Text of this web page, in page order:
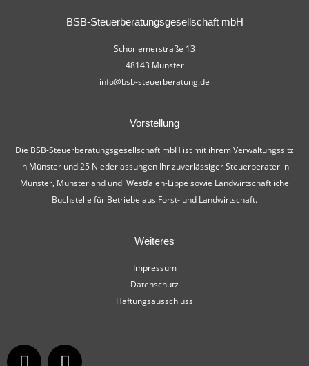
BSB-Steuerberatungsgesellschaft mbH
Schorlemerstraße 13
48143 Münster
info@bsb-steuerberatung.de
Vorstellung
Die BSB-Steuerberatungsgesellschaft mbH ist mit ihrem Verwaltungssitz
in Münster und 25 Niederlassungen Ihr zuverlässiger Steuerberater in
Münster, Münsterland und Westfalen-Lippe sowie Landwirtschaftliche
Buchstelle für Betriebe aus Forst- und Landwirtschaft.
Weiteres
Impressum
Datenschutz
Haftungsausschluss